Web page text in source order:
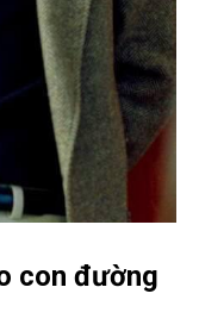
con đường